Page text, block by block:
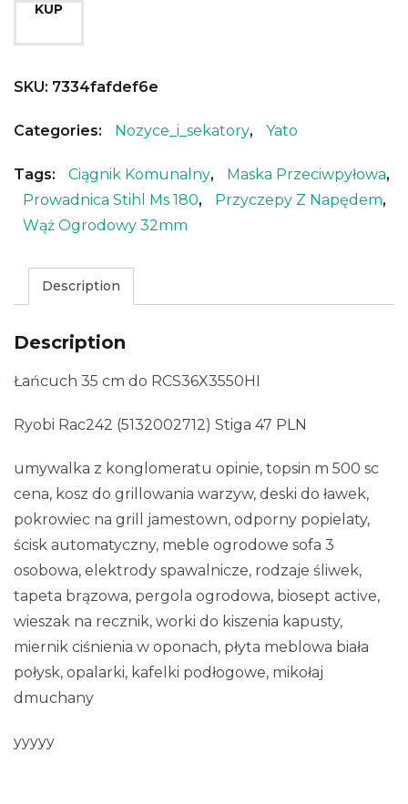
KUP
SKU: 7334fafdef6e
Categories: Nozyce_i_sekatory, Yato
Tags: Ciągnik Komunalny, Maska Przeciwpyłowa,
Prowadnica Stihl Ms 180, Przyczepy Z Napędem,
Wąż Ogrodowy 32mm
Description
Description
Łańcuch 35 cm do RCS36X3550HI
Ryobi Rac242 (5132002712) Stiga 47 PLN
umywalka z konglomeratu opinie, topsin m 500 sc
cena, kosz do grillowania warzyw, deski do ławek,
pokrowiec na grill jamestown, odporny popielaty,
ścisk automatyczny, meble ogrodowe sofa 3
osobowa, elektrody spawalnicze, rodzaje śliwek,
tapeta brązowa, pergola ogrodowa, biosept active,
wieszak na recznik, worki do kiszenia kapusty,
miernik ciśnienia w oponach, płyta meblowa biała
połysk, opalarki, kafelki podłogowe, mikołaj
dmuchany
yyyyy